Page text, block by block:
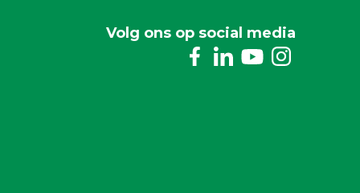
Volg ons op social media